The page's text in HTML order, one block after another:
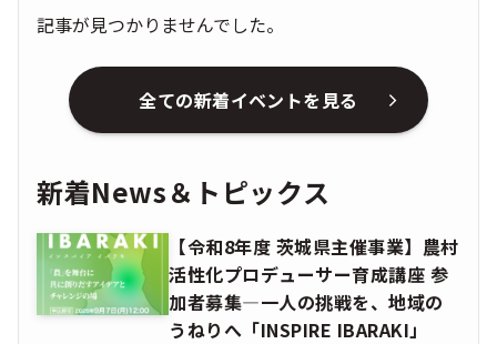
記事が見つかりませんでした。
全ての新着イベントを見る
新着News＆トピックス
【令和8年度 茨城県主催事業】農村
活性化プロデューサー育成講座 参
加者募集―一人の挑戦を、地域の
うねりへ「INSPIRE IBARAKI」